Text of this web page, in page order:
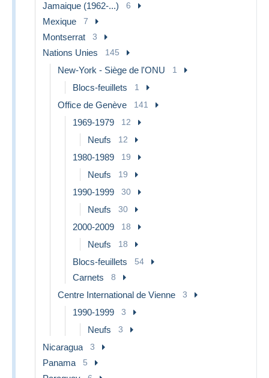
Jamaique (1962-...) 6
Mexique 7
Montserrat 3
Nations Unies 145
New-York - Siège de l'ONU 1
Blocs-feuillets 1
Office de Genève 141
1969-1979 12
Neufs 12
1980-1989 19
Neufs 19
1990-1999 30
Neufs 30
2000-2009 18
Neufs 18
Blocs-feuillets 54
Carnets 8
Centre International de Vienne 3
1990-1999 3
Neufs 3
Nicaragua 3
Panama 5